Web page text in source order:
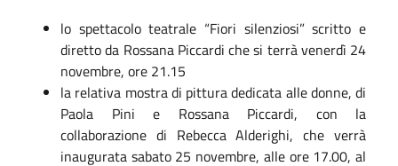
lo spettacolo teatrale “Fiori silenziosi” scritto e
diretto da Rossana Piccardi che si terrà venerdì 24
novembre, ore 21.15
la relativa mostra di pittura dedicata alle donne, di
Paola Pini e Rossana Piccardi, con la
collaborazione di Rebecca Alderighi, che verrà
inaugurata sabato 25 novembre, alle ore 17.00, al